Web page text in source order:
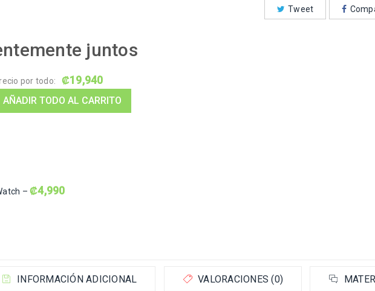
Tweet
juntos
por todo: ₡19,940
AÑADIR TODO AL CARRITO
– ₡4,990
INFORMACIÓN ADICIONAL VALORACIONES (0)